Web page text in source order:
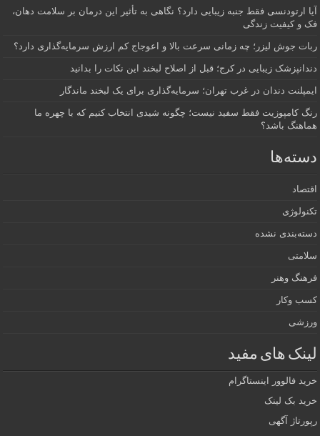
آیا ارتودنسی فقط جنبه زیبایی دارد؟ نگاهی به تأثیر این درمان بر سلامت دهان،
فک و کیفیت زندگی
ربات جوش لیزر؛ چه زمانی سرعت بالا و اعوجاج کم ارزش سرمایه‌گذاری دارد؟
دندانپزشک زیبایی در کرج؛ قبل از اصلاح لبخند این نکات را بدانید
ایمپلنت دندان در غرب تهران؛ سرمایه‌گذاری برای یک لبخند ماندگار
رنگ کامپوزیت فقط سفید نیست؛ چگونه شیدی انتخاب کنیم که با چهره ما
هماهنگ باشد؟
دسته‌ها
اقتصاد
تکنولوژی
دسته‌بندی نشده
سلامتی
فرهنگ وهنر
کسب وکار
ورزشی
لینک های مفید
خرید فالوور اینستاگرام
خرید بک لینک
رپورتاژ آگهی